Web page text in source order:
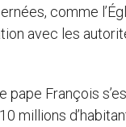
comme
avec les
pape François
millions